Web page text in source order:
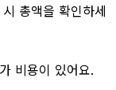
총액을 확인하세
비용이 있어요.